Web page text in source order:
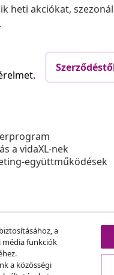
heti akciókat,
a vidaXL-nek
együttműködések
a
média funkciók
a közösségi